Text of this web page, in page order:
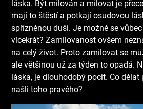
láska. Být milován a milovat je
mají to štěstí a potkají osudovou
spřízněnou duši. Je možné se
vícekrát? Zamilovanost ovšem
na celý život. Proto zamilovat se
ale většinou už za týden to opadá.
láska, je dlouhodobý pocit. Co dělat
našli toho pravého?